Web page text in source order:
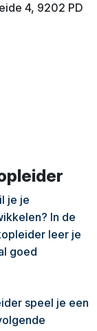
4, 9202 PD
je je
In de
leer je
goed
speel je een